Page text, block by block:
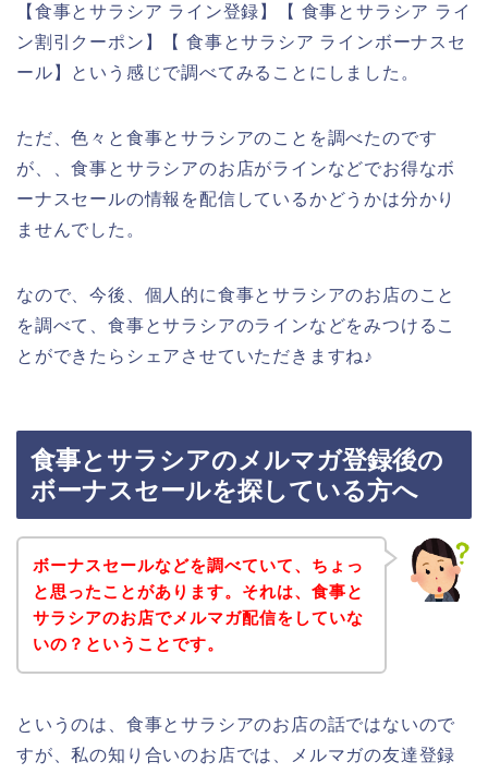
【食事とサラシア ライン登録】【 食事とサラシア ライ
ン割引クーポン】【 食事とサラシア ラインボーナスセ
ール】という感じで調べてみることにしました。
ただ、色々と食事とサラシアのことを調べたのです
が、、食事とサラシアのお店がラインなどでお得なボ
ーナスセールの情報を配信しているかどうかは分かり
ませんでした。
なので、今後、個人的に食事とサラシアのお店のこと
を調べて、食事とサラシアのラインなどをみつけるこ
とができたらシェアさせていただきますね♪
食事とサラシアのメルマガ登録後の
ボーナスセールを探している方へ
ボーナスセールなどを調べていて、ちょっ
と思ったことがあります。それは、食事と
サラシアのお店でメルマガ配信をしていな
いの？ということです。
というのは、食事とサラシアのお店の話ではないので
すが、私の知り合いのお店では、メルマガの友達登録